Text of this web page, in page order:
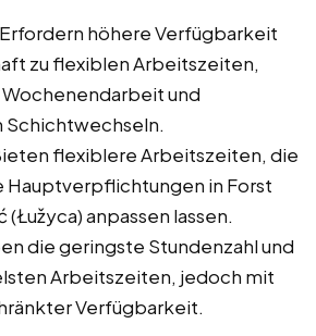
höhere Verfügbarkeit
zu flexiblen Arbeitszeiten,
und
Schichtwechseln.
flexiblere Arbeitszeiten, die
Hauptverpflichtungen in Forst
(Łužyca) anpassen lassen.
die geringste Stundenzahl und
Arbeitszeiten, jedoch mit
Verfügbarkeit.